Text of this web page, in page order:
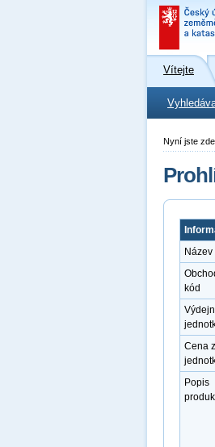
Vítejte
Nyní jste
Název
kód
Cena
Popis